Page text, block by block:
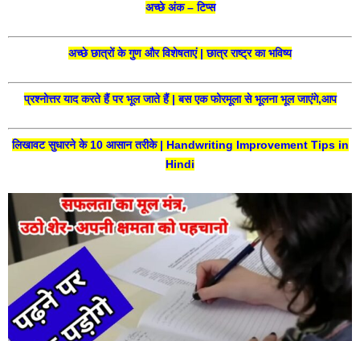
अच्छे अंक – टिप्स
अच्छे छात्रों के गुण और विशेषताएं | छात्र राष्ट्र का भविष्य
प्रश्नोत्तर याद करते हैं पर भूल जाते हैं | बस एक फोरमूला से भूलना भूल जाएंगे,आप
लिखावट सुधारने के 10 आसान तरीके | Handwriting Improvement Tips in
Hindi